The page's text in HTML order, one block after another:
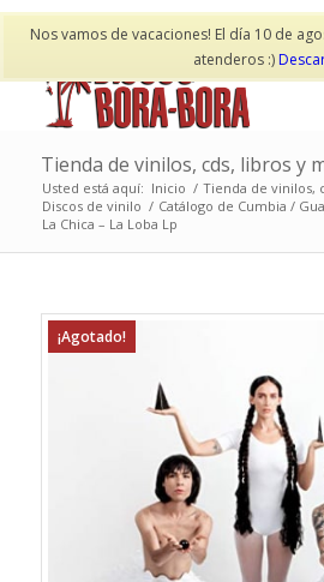
Nos vamos de vacaciones! El día 10 de
atenderos :)
Mi cuenta
Tienda de vinilos, cds, libros y
Usted está aquí: Inicio / Tienda de vinilos,
Discos de vinilo / Catálogo de Cumbia /
La Chica – La Loba Lp
¡Agotado!